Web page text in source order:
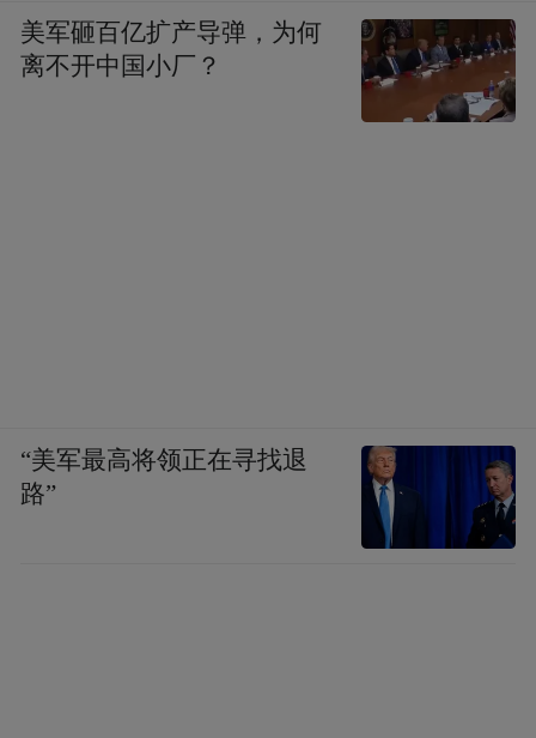
美军砸百亿扩产导弹，为何
离不开中国小厂？
“美军最高将领正在寻找退
路”